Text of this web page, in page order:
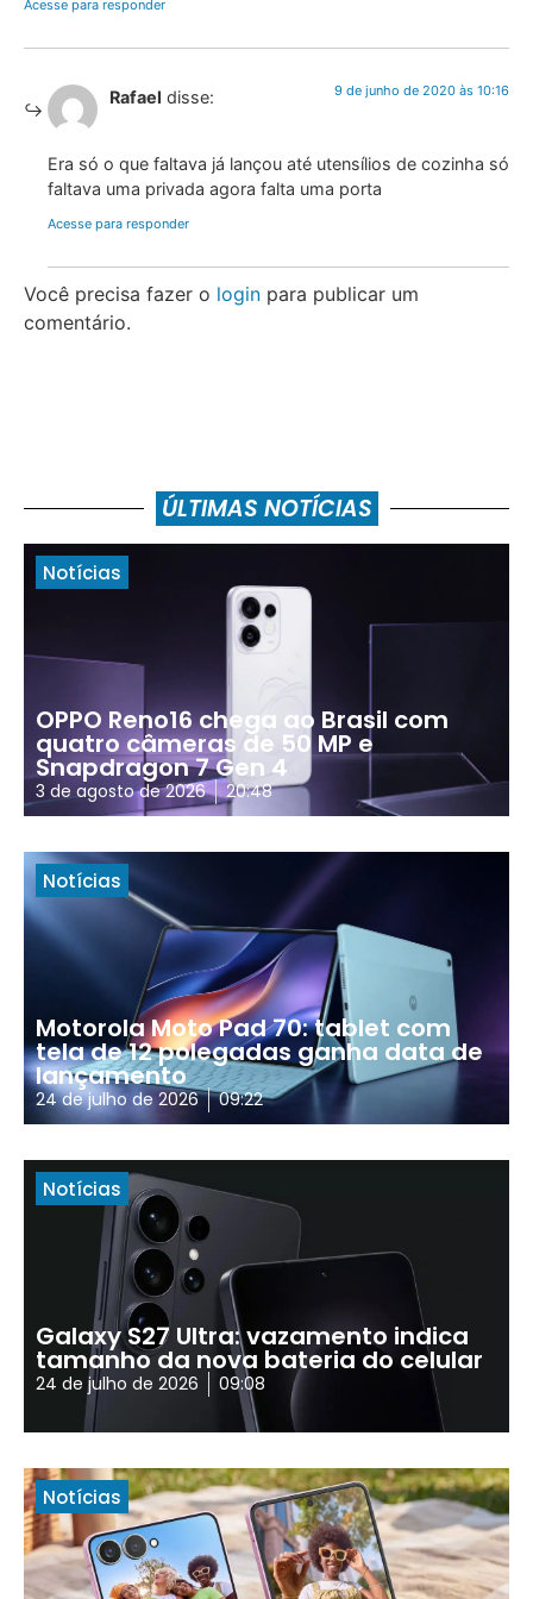
Acesse para responder
Rafael disse: 9 de junho de 2020 às 10:16
Era só o que faltava já lançou até utensílios de cozinha só
faltava uma privada agora falta uma porta
Acesse para responder
Você precisa fazer o login para publicar um
comentário.
ÚLTIMAS NOTÍCIAS
Notícias
OPPO Reno16 chega ao Brasil com
quatro câmeras de 50 MP e
Snapdragon 7 Gen 4
3 de agosto de 2026 20:48
Notícias
Motorola Moto Pad 70: tablet com
tela de 12 polegadas ganha data de
lançamento
24 de julho de 2026 09:22
Notícias
Galaxy S27 Ultra: vazamento indica
tamanho da nova bateria do celular
24 de julho de 2026 09:08
Notícias